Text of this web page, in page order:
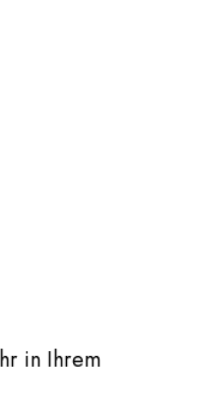
in Ihrem